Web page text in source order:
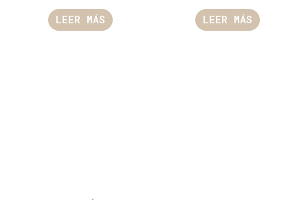
LEER MÁS LEER MÁS